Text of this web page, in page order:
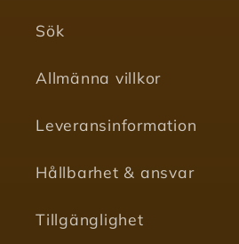
Sök
Allmänna villkor
Leveransinformation
Hållbarhet & ansvar
Tillgänglighet